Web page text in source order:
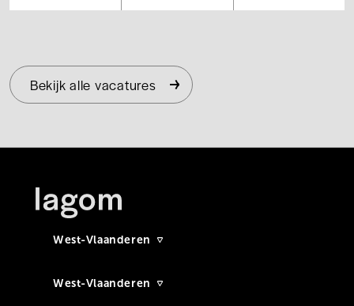
Bekijk alle vacatures
West-Vlaanderen
West-Vlaanderen